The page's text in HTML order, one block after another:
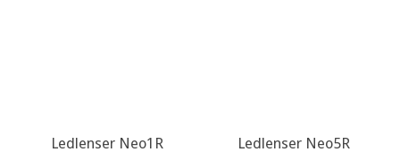
Ledlenser Neo1R
Ledlenser Neo5R